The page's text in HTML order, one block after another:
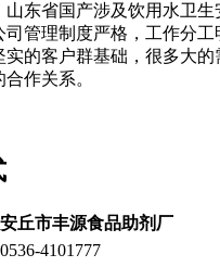
山东省国产涉及饮用水卫
司管理制度严格，工作分
实的客户群基础，很多大的
作关系。
丘市丰源食品助剂厂
0536-4101777